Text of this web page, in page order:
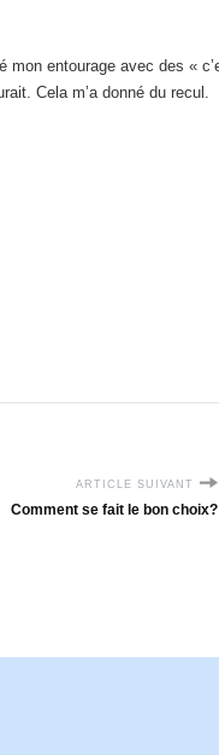
entourage avec des «
Cela m’a donné du recul.
ARTICLE SUIVANT
Comment se fait le bon choix?